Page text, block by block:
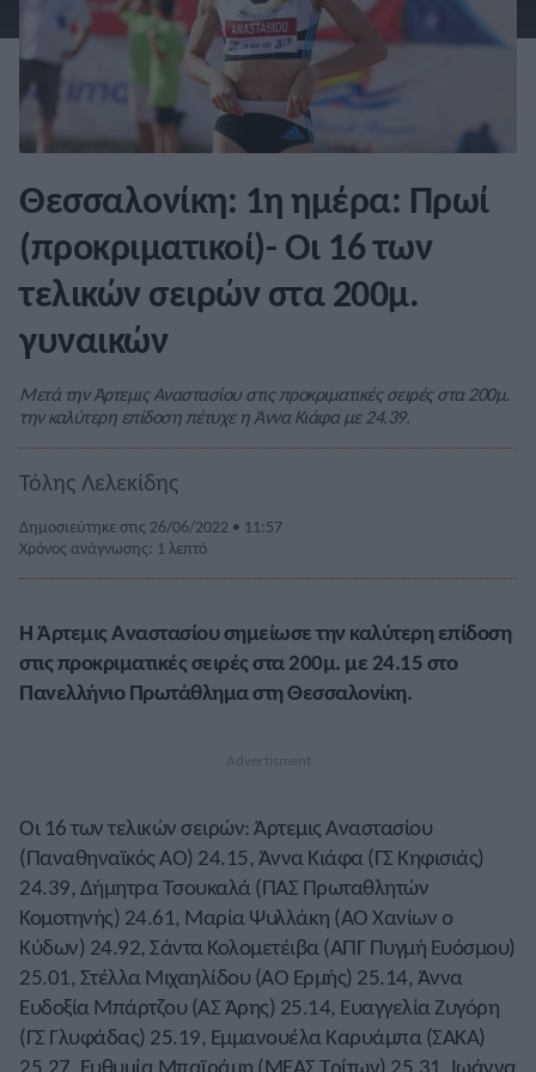
Θεσσαλονίκη: 1η ημέρα: Πρωί
(προκριματικοί)- Οι 16 των
τελικών σειρών στα 200μ.
γυναικών
Μετά την Άρτεμις Αναστασίου στις προκριματικές σειρές στα 200μ.
την καλύτερη επίδοση πέτυχε η Άννα Κιάφα με 24.39.
Τόλης Λελεκίδης
Δημοσιεύτηκε στις 26/06/2022 • 11:57
Χρόνος ανάγνωσης: 1 λεπτό
Η Άρτεμις Αναστασίου σημείωσε την καλύτερη επίδοση
στις προκριματικές σειρές στα 200μ. με 24.15 στο
Πανελλήνιο Πρωτάθλημα στη Θεσσαλονίκη.
Οι 16 των τελικών σειρών: Άρτεμις Αναστασίου
(Παναθηναϊκός ΑΟ) 24.15, Άννα Κιάφα (ΓΣ Κηφισιάς)
24.39, Δήμητρα Τσουκαλά (ΠΑΣ Πρωταθλητών
Κομοτηνής) 24.61, Μαρία Ψυλλάκη (ΑΟ Χανίων ο
Κύδων) 24.92, Σάντα Κολομετέιβα (ΑΠΓ Πυγμή Ευόσμου)
25.01, Στέλλα Μιχαηλίδου (ΑΟ Ερμής) 25.14, Άννα
Ευδοξία Μπάρτζου (ΑΣ Άρης) 25.14, Ευαγγελία Ζυγόρη
(ΓΣ Γλυφάδας) 25.19, Εμμανουέλα Καρυάμπα (ΣΑΚΑ)